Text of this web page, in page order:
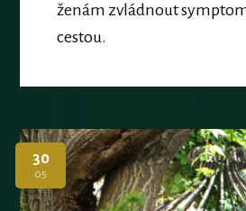
ženám zvládnout
cestou.
30
05